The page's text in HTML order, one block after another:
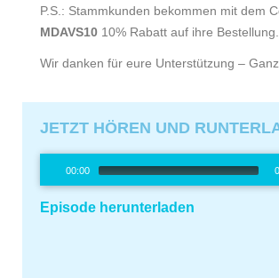
P.S.: Stammkunden bekommen mit dem
MDAVS10 10% Rabatt auf ihre Bestellung.
Wir danken für eure Unterstützung –
JETZT HÖREN UND
00:00
Episode herunterladen